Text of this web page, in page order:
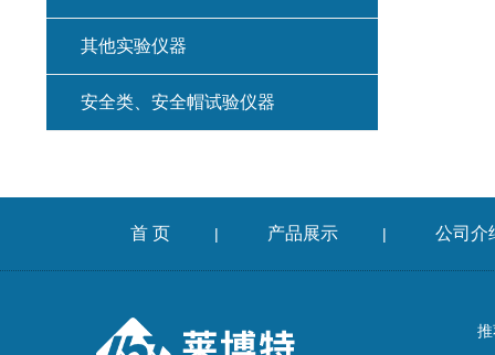
其他实验仪器
安全类、安全帽试验仪器
首 页 | 产品展示 | 公司介